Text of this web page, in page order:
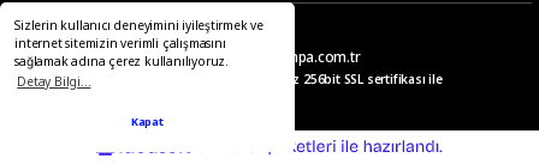
Sizlerin kullanıcı deneyimini iyileştirmek ve
internet sitemizin verimli çalışmasını
sağlamak adına çerez kullanılıyoruz.
Detay Bilgi...
Kapat
Telefon
0549 441 01 33
E-Posta
pazaryeri@kampa.com.tr
© 2025 Tüm hakları saklıdır. Kredi kartı bilgileriniz 256bit SSL sertifikası ile
e-